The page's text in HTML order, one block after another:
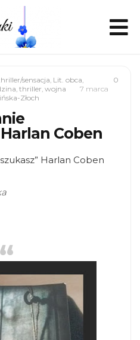
0
sensacja, Lit. obca,
, thriller, wojna
7 marca
Złoch
Coben
Harlan Coben